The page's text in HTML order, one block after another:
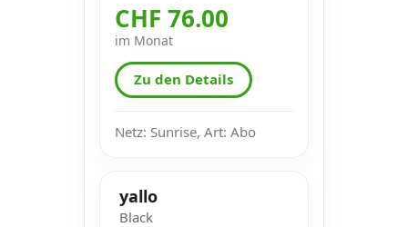
CHF 76.00
im Monat
Zu den Details
Netz: Sunrise, Art: Abo
yallo
Black